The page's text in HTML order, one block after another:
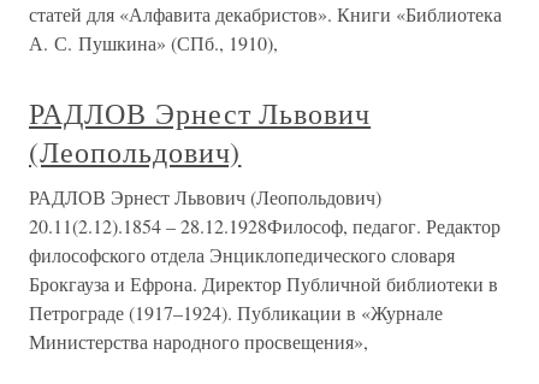
статей для «Алфавита декабристов». Книги «Библиотека
А. С. Пушкина» (СПб., 1910),
РАДЛОВ Эрнест Львович
(Леопольдович)
РАДЛОВ Эрнест Львович (Леопольдович)
20.11(2.12).1854 – 28.12.1928Философ, педагог. Редактор
философского отдела Энциклопедического словаря
Брокгауза и Ефрона. Директор Публичной библиотеки в
Петрограде (1917–1924). Публикации в «Журнале
Министерства народного просвещения»,